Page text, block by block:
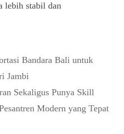
lebih stabil dan
Bandara Bali untuk
Jambi
Sekaligus Punya Skill
Modern yang Tepat